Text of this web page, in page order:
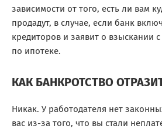
зависимости от того, есть ли вам
продадут, в случае, если банк
кредиторов и заявит о взыскании
по ипотеке.
КАК БАНКРОТСТВО
Никак. У работодателя нет
вас из-за того, что вы стали